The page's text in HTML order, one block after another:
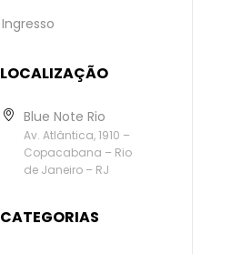
Ingresso
LOCALIZAÇÃO
Blue Note Rio
Av. Atlântica, 1910 –
Copacabana – Rio
de Janeiro – RJ
CATEGORIAS